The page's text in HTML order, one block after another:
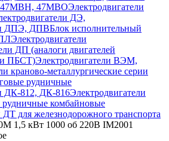
47MBH, 47МВОЭлектродвигатели
ДЭ,
ДПЭ, ДПВБлок исполнительный
Электродвигатели
ДП (аналоги двигателей
ПБСТ)Электродвигатели ВЭМ,
краново-металлургические серии
рудничные
ДК-812, ДК-816Электродвигатели
рудничные комбайновые
ДТ для железнодорожного транспорта
1,5 кВт 1000 об 220В IM2001